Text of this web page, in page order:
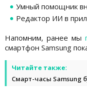
Умный помощник
Редактор ИИ в
Напомним, ранее мы
смартфон Samsung
Читайте также:
Смарт-часы Samsung